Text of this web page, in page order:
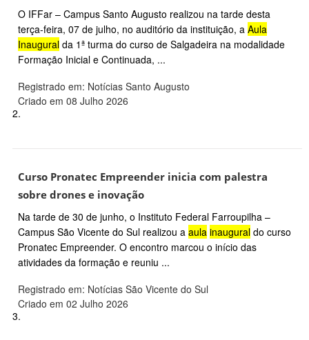
O IFFar – Campus Santo Augusto realizou na tarde desta
terça-feira, 07 de julho, no auditório da instituição, a Aula
Inaugural da 1ª turma do curso de Salgadeira na modalidade
Formação Inicial e Continuada, ...
Registrado em: Notícias Santo Augusto
Criado em 08 Julho 2026
2.
Curso Pronatec Empreender inicia com palestra
sobre drones e inovação
Na tarde de 30 de junho, o Instituto Federal Farroupilha –
Campus São Vicente do Sul realizou a aula inaugural do curso
Pronatec Empreender. O encontro marcou o início das
atividades da formação e reuniu ...
Registrado em: Notícias São Vicente do Sul
Criado em 02 Julho 2026
3.